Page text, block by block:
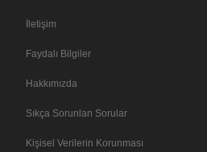
İletişim
Faydalı Bilgiler
Hakkımızda
Sıkça Sorunlan Sorular
Kişisel Verilerin Korunması